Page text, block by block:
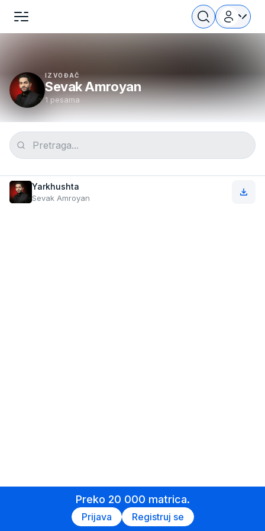
IZVOĐAČ
Sevak Amroyan
1 pesama
Yarkhushta
Sevak Amroyan
Preko 20 000 matrica.
Prijava Registruj se